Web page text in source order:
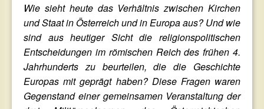
Wie sieht heute das Verhältnis zwischen Kirchen
und Staat in Österreich und in Europa aus? Und wie
sind aus heutiger Sicht die religionspolitischen
Entscheidungen im römischen Reich des frühen 4.
Jahrhunderts zu beurteilen, die die Geschichte
Europas mit geprägt haben? Diese Fragen waren
Gegenstand einer gemeinsamen Veranstaltung der